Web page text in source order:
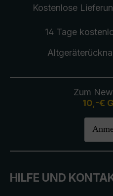
Kostenlose
14 Tage
Zum
10,-€
HILFE UND